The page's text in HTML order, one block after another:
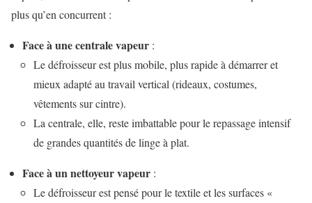
plus qu’en concurrent :
Face à une centrale vapeur :
Le défroisseur est plus mobile, plus rapide à démarrer et
mieux adapté au travail vertical (rideaux, costumes,
vêtements sur cintre).
La centrale, elle, reste imbattable pour le repassage intensif
de grandes quantités de linge à plat.
Face à un nettoyeur vapeur :
Le défroisseur est pensé pour le textile et les surfaces «